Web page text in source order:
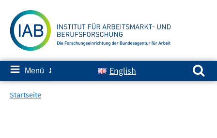
zum
Inhalt
≡ Menü ✘ English
Suchen nach:
Startseite